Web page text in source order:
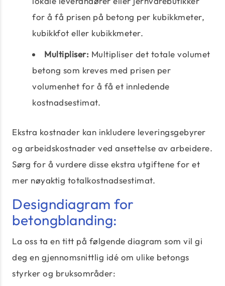
for å få prisen på betong per kubikkmeter,
kubikkfot eller kubikkmeter.
Multipliser: Multipliser det totale volumet
betong som kreves med prisen per
volumenhet for å få et innledende
kostnadsestimat.
Ekstra kostnader kan inkludere leveringsgebyrer
og arbeidskostnader ved ansettelse av arbeidere.
Sørg for å vurdere disse ekstra utgiftene for et
mer nøyaktig totalkostnadsestimat.
Designdiagram for
betongblanding:
La oss ta en titt på følgende diagram som vil gi
deg en gjennomsnittlig idé om ulike betongs
styrker og bruksområder: